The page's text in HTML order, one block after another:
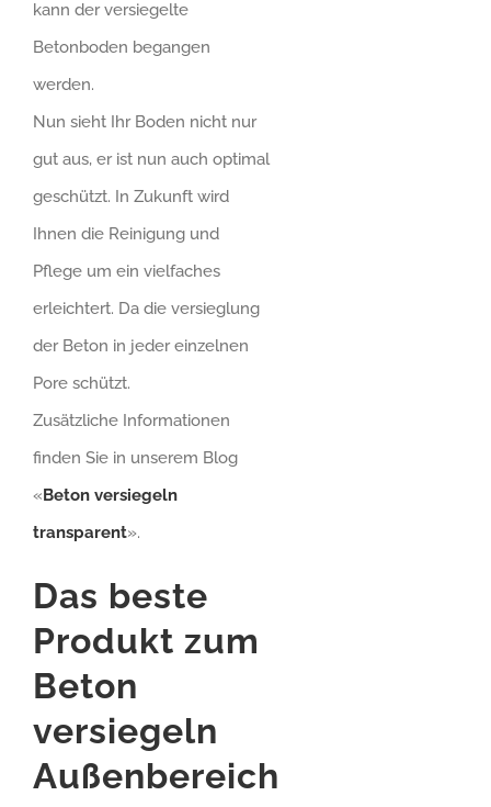
kann der versiegelte
Betonboden begangen
werden.
Nun sieht Ihr Boden nicht nur
gut aus, er ist nun auch optimal
geschützt. In Zukunft wird
Ihnen die Reinigung und
Pflege um ein vielfaches
erleichtert. Da die versieglung
der Beton in jeder einzelnen
Pore schützt.
Zusätzliche Informationen
finden Sie in unserem Blog
«Beton versiegeln
transparent».
Das beste
Produkt zum
Beton
versiegeln
Außenbereich